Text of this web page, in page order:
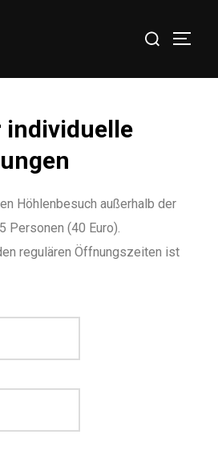
nach:
Höhlenbesuch außerhalb der
Personen (40 Euro).
regulären Öffnungszeiten ist